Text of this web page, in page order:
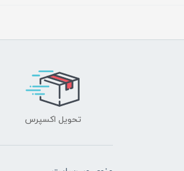
تحویل اکسپرس